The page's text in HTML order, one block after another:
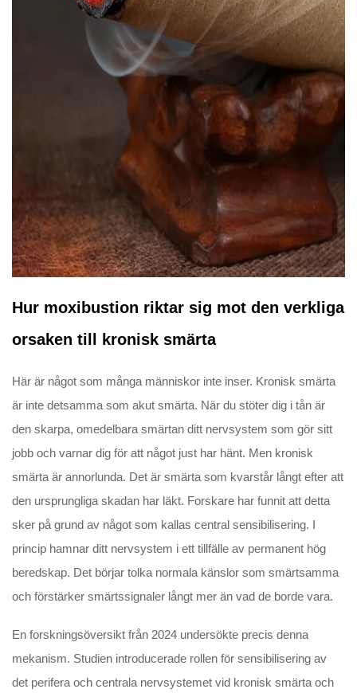
Hur moxibustion riktar sig mot den verkliga
orsaken till kronisk smärta
Här är något som många människor inte inser. Kronisk smärta
är inte detsamma som akut smärta. När du stöter dig i tån är
den skarpa, omedelbara smärtan ditt nervsystem som gör sitt
jobb och varnar dig för att något just har hänt. Men kronisk
smärta är annorlunda. Det är smärta som kvarstår långt efter att
den ursprungliga skadan har läkt. Forskare har funnit att detta
sker på grund av något som kallas central sensibilisering. I
princip hamnar ditt nervsystem i ett tillfälle av permanent hög
beredskap. Det börjar tolka normala känslor som smärtsamma
och förstärker smärtssignaler långt mer än vad de borde vara.
En forskningsöversikt från 2024 undersökte precis denna
mekanism. Studien introducerade rollen för sensibilisering av
det perifera och centrala nervsystemet vid kronisk smärta och